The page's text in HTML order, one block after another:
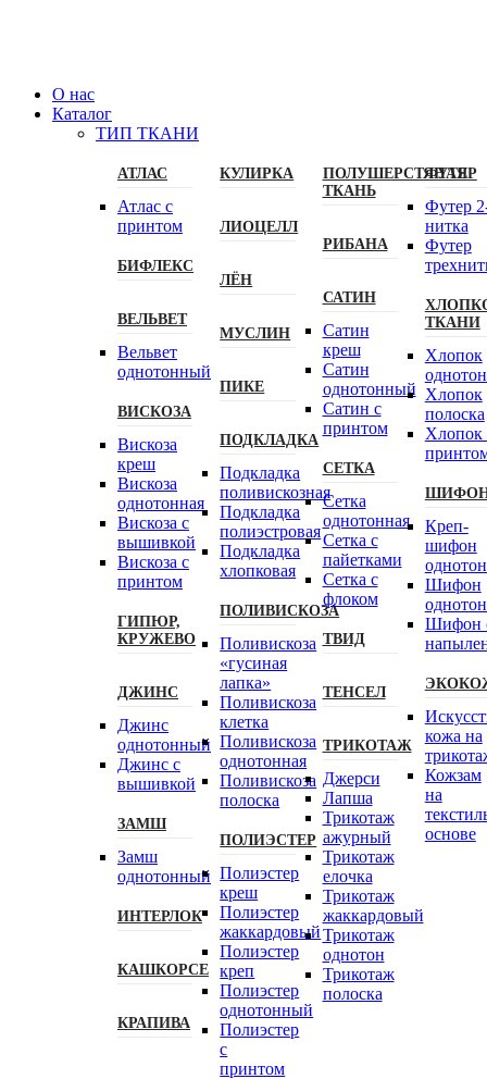
О нас
Каталог
ТИП ТКАНИ
АТЛАС
Атлас с
принтом
БИФЛЕКС
ВЕЛЬВЕТ
Вельвет
однотонный
ВИСКОЗА
Вискоза
креш
Вискоза
однотонная
Вискоза с
вышивкой
Вискоза с
принтом
ГИПЮР,
КРУЖЕВО
ДЖИНС
Джинс
однотонный
Джинс с
вышивкой
ЗАМШ
Замш
однотонный
ИНТЕРЛОК
КАШКОРСЕ
КРАПИВА
КУЛИРКА
ЛИОЦЕЛЛ
ЛЁН
МУСЛИН
ПИКЕ
ПОДКЛАДКА
Подкладка
поливискозная
Подкладка
полиэстровая
Подкладка
хлопковая
ПОЛИВИСКОЗА
Поливискоза
«гусиная
лапка»
Поливискоза
клетка
Поливискоза
однотонная
Поливискоза
полоска
ПОЛИЭСТЕР
Полиэстeр
креш
Полиэстер
жаккардовый
Полиэстер
креп
Полиэстер
однотонный
Полиэстер
с
принтом
ПОЛУШЕРСТЯНАЯ
ТКАНЬ
РИБАНА
САТИН
Сатин
креш
Сатин
однотонный
Сатин с
принтом
СЕТКА
Сетка
однотонная
Сетка с
пайетками
Сетка с
флоком
ТВИД
ТЕНСЕЛ
ТРИКОТАЖ
Джерси
Лапша
Трикотаж
ажурный
Трикотаж
елочка
Трикотаж
жаккардовый
Трикотаж
однотон
Трикотаж
полоска
ФУТЕР
Футер
нитка
Футер
ТКАНИ
Хлопок
Хлопок
полоска
Хлопок
Креп-
шифон
Шифон
Шифон
кожа на
Кожзам
на
основе